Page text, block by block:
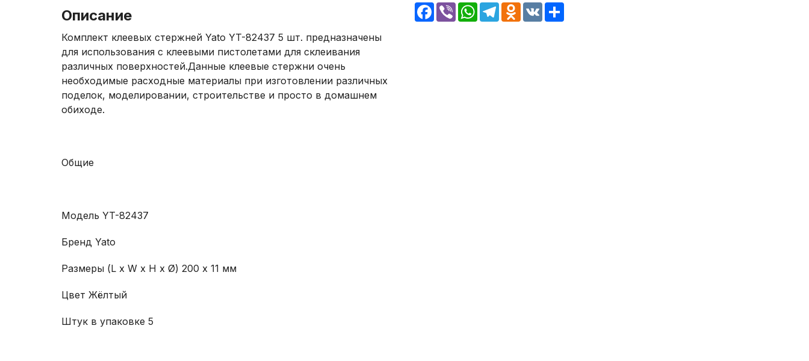
Описание
Комплект клеевых стержней Yato YT-82437 5 шт. предназначены
для использования с клеевыми пистолетами для склеивания
различных поверхностей.Данные клеевые стержни очень
необходимые расходные материалы при изготовлении различных
поделок, моделировании, строительстве и просто в домашнем
обиходе.
Общие
Модель YT-82437
Бренд Yato
Размеры (L x W x H x Ø) 200 x 11 мм
Цвет Жёлтый
Штук в упаковке 5
Facebook
Viber WhatsApp
TelegramOdnoklassniki
VK